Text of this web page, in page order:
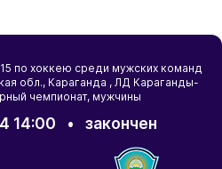
по хоккею среди мужских команд
обл., Караганда , ЛД Караганды-
чемпионат, мужчины
14:00 • закончен